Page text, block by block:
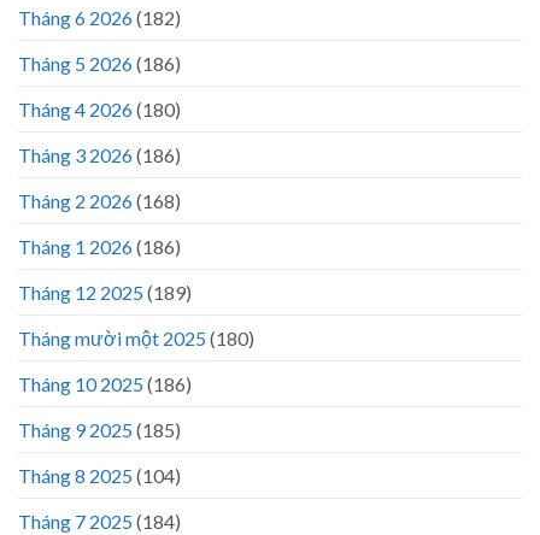
Tháng 6 2026(182)
Tháng 5 2026(186)
Tháng 4 2026(180)
Tháng 3 2026(186)
Tháng 2 2026(168)
Tháng 1 2026(186)
Tháng 12 2025(189)
Tháng mười một 2025(180)
Tháng 10 2025(186)
Tháng 9 2025(185)
Tháng 8 2025(104)
Tháng 7 2025(184)